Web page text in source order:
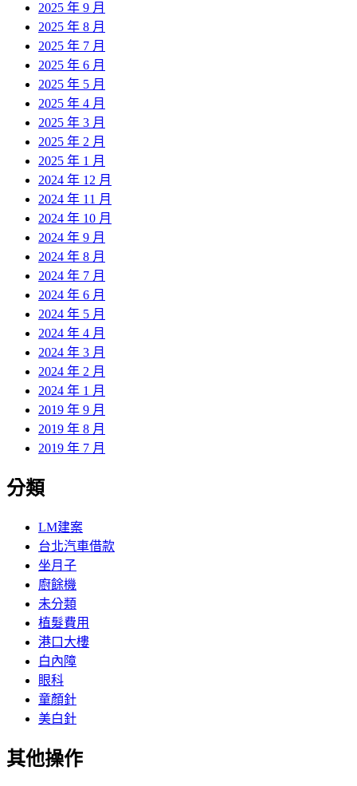
2025 年 9 月
2025 年 8 月
2025 年 7 月
2025 年 6 月
2025 年 5 月
2025 年 4 月
2025 年 3 月
2025 年 2 月
2025 年 1 月
2024 年 12 月
2024 年 11 月
2024 年 10 月
2024 年 9 月
2024 年 8 月
2024 年 7 月
2024 年 6 月
2024 年 5 月
2024 年 4 月
2024 年 3 月
2024 年 2 月
2024 年 1 月
2019 年 9 月
2019 年 8 月
2019 年 7 月
分類
LM建案
台北汽車借款
坐月子
廚餘機
未分類
植髮費用
港口大樓
白內障
眼科
童顏針
美白針
其他操作